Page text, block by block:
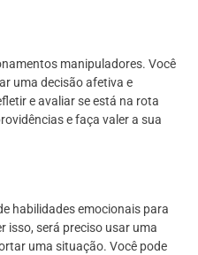
manipuladores. Você
uma decisão afetiva e
e avaliar se está na rota
e faça valer a sua
habilidades emocionais para
isso, será preciso usar uma
uma situação. Você pode